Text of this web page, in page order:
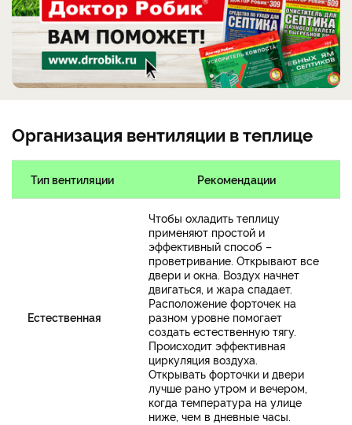
Организация вентиляции в теплице
Тип вентиляции Рекомендации
Естественная
Чтобы охладить теплицу
применяют простой и
эффективный способ –
проветривание. Открывают все
двери и окна. Воздух начнет
двигаться, и жара спадает.
Расположение форточек на
разном уровне помогает
создать естественную тягу.
Происходит эффективная
циркуляция воздуха.
Открывать форточки и двери
лучше рано утром и вечером,
когда температура на улице
ниже, чем в дневные часы.